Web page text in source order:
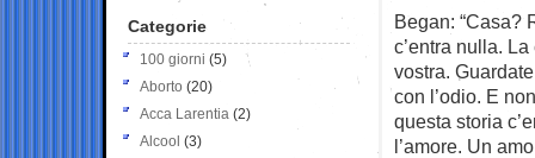
Began: “Casa?
c’entra nulla.
vostra.
con l’odio. E
questa storia
l’amore. Un
Categorie
100 giorni (5)
Aborto (20)
Acca Larentia (2)
Alcool (3)